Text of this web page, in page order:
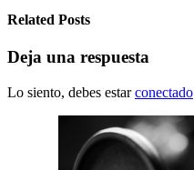
Related Posts
Deja una respuesta
Lo siento, debes estarconectado